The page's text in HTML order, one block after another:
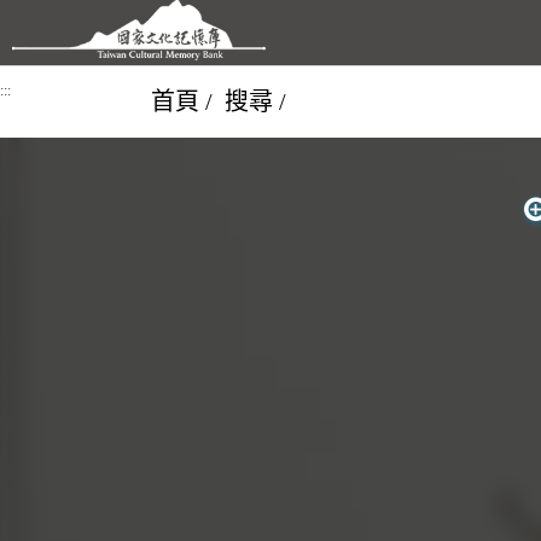
跳到主要內容區塊
::: 首頁 搜尋